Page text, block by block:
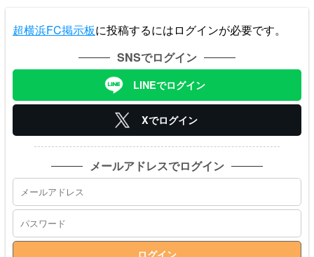
超横浜FC掲示板に投稿するにはログインが必要です。
SNSでログイン
LINEでログイン
Xでログイン
メールアドレスでログイン